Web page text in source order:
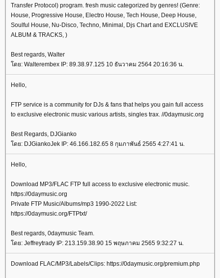
Transfer Protocol) program. fresh music categorized by genres! (Genre:
House, Progressive House, Electro House, Tech House, Deep House,
Soulful House, Nu-Disco, Techno, Minimal, Djs Chart and EXCLUSIVE
ALBUM & TRACKS, )
Best regards, Walter
ดย: Walterembex IP: 89.38.97.125 10 ธันวาคม 2564 20:16:36 น.
Hello,
FTP service is a community for DJs & fans that helps you gain full access
to exclusive electronic music various artists, singles trax. //0daymusic.org
Best Regards, DJGianko
ดย: DJGiankoJek IP: 46.166.182.65 8 กุมภาพันธ์ 2565 4:27:41 น.
Hello,
Download MP3/FLAC FTP full access to exclusive electronic music.
https://0daymusic.org
Private FTP Music/Albums/mp3 1990-2022 List:
https://0daymusic.org/FTPtxt/
Best regards, 0daymusic Team.
ดย: Jeffreytrady IP: 213.159.38.90 15 พฤษภาคม 2565 9:32:27 น.
Download FLAC/MP3/Labels/Clips: https://0daymusic.org/premium.php